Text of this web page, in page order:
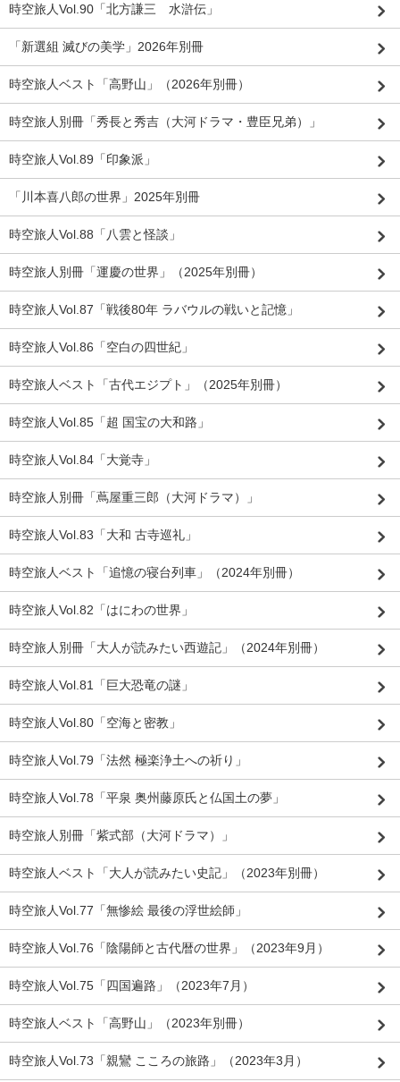
時空旅人Vol.90「北方謙三 水滸伝」
「新選組 滅びの美学」2026年別冊
時空旅人ベスト「高野山」（2026年別冊）
時空旅人別冊「秀長と秀吉（大河ドラマ・豊臣兄弟）」
時空旅人Vol.89「印象派」
「川本喜八郎の世界」2025年別冊
時空旅人Vol.88「八雲と怪談」
時空旅人別冊「運慶の世界」（2025年別冊）
時空旅人Vol.87「戦後80年 ラバウルの戦いと記憶」
時空旅人Vol.86「空白の四世紀」
時空旅人ベスト「古代エジプト」（2025年別冊）
時空旅人Vol.85「超 国宝の大和路」
時空旅人Vol.84「大覚寺」
時空旅人別冊「蔦屋重三郎（大河ドラマ）」
時空旅人Vol.83「大和 古寺巡礼」
時空旅人ベスト「追憶の寝台列車」（2024年別冊）
時空旅人Vol.82「はにわの世界」
時空旅人別冊「大人が読みたい西遊記」（2024年別冊）
時空旅人Vol.81「巨大恐竜の謎」
時空旅人Vol.80「空海と密教」
時空旅人Vol.79「法然 極楽浄土への祈り」
時空旅人Vol.78「平泉 奥州藤原氏と仏国土の夢」
時空旅人別冊「紫式部（大河ドラマ）」
時空旅人ベスト「大人が読みたい史記」（2023年別冊）
時空旅人Vol.77「無惨絵 最後の浮世絵師」
時空旅人Vol.76「陰陽師と古代暦の世界」（2023年9月）
時空旅人Vol.75「四国遍路」（2023年7月）
時空旅人ベスト「高野山」（2023年別冊）
時空旅人Vol.73「親鸞 こころの旅路」（2023年3月）